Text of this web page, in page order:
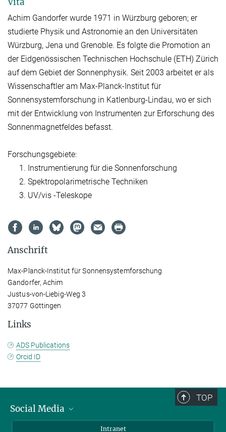
Achim Gandorfer wurde 1971 in Würzburg geboren; er
studierte Physik und Astronomie an den Universitäten
Würzburg, Jena und Grenoble. Es folgte die Promotion an
der Eidgenössischen Technischen Hochschule (ETH) Zürich
auf dem Gebiet der Sonnenphysik. Seit 2003 arbeitet er als
Wissenschaftler am Max-Planck-Institut für
Sonnensystemforschung in Katlenburg-Lindau, wo er sich
mit der Entwicklung von Instrumenten zur Erforschung des
Sonnenmagnetfeldes befasst.
Forschungsgebiete:
Instrumentierung für die Sonnenforschung
Spektropolarimetrische Techniken
UV/vis -Teleskope
Anschrift
Max-Planck-Institut für Sonnensystemforschung
Gandorfer, Achim
Justus-von-Liebig-Weg 3
37077 Göttingen
Links
ADS Publications
Orcid ID
TOP
Social Media
Intranet